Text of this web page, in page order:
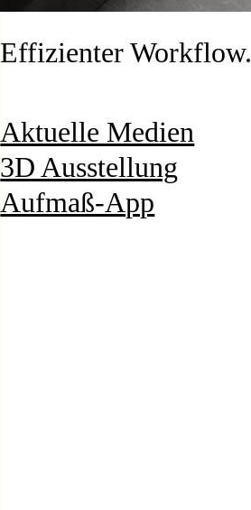
Effizienter Workflow.
Aktuelle Medien
3D Ausstellung
Aufmaß-App